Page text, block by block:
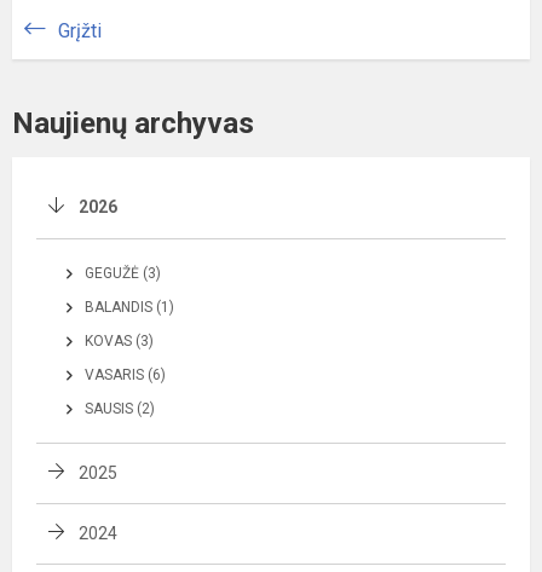
Grįžti
Naujienų archyvas
2026
GEGUŽĖ (3)
BALANDIS (1)
KOVAS (3)
VASARIS (6)
SAUSIS (2)
2025
2024